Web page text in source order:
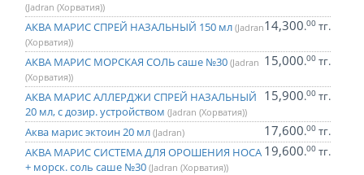
(Jadran (Хорватия))
АКВА МАРИС СПРЕЙ НАЗАЛЬНЫЙ 150 мл (Jadran
(Хорватия))
14,300.00 тг.
АКВА МАРИС МОРСКАЯ СОЛЬ саше №30 (Jadran
(Хорватия))
15,000.00 тг.
АКВА МАРИС АЛЛЕРДЖИ СПРЕЙ НАЗАЛЬНЫЙ
20 мл, с дозир. устройством (Jadran (Хорватия))
15,900.00 тг.
Аква марис эктоин 20 мл (Jadran) 17,600.00 тг.
АКВА МАРИС СИСТЕМА ДЛЯ ОРОШЕНИЯ НОСА
+ морск. соль саше №30 (Jadran (Хорватия))
19,600.00 тг.